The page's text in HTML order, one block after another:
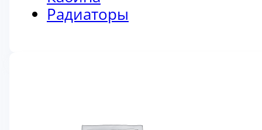
Радиаторы